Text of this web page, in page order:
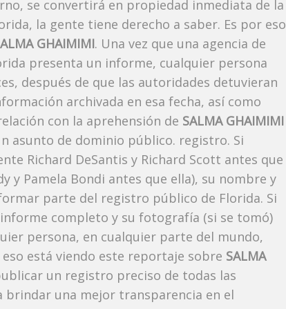
se convertirá en propiedad inmediata de la
la gente tiene derecho a saber. Es por eso
GHAIMIMI. Una vez que una agencia de
presenta un informe, cualquier persona
después de que las autoridades detuvieran
archivada en esa fecha, así como
con la aprehensión de SALMA GHAIMIMI
asunto de dominio público. registro. Si
Richard DeSantis y Richard Scott antes que
y Pamela Bondi antes que ella), su nombre y
parte del registro público de Florida. Si
completo y su fotografía (si se tomó)
persona, en cualquier parte del mundo,
está viendo este reportaje sobre SALMA
un registro preciso de todas las
brindar una mejor transparencia en el